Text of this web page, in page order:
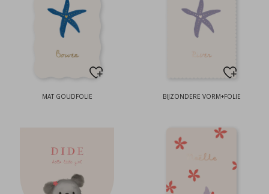
MAT GOUDFOLIE BIJZONDERE VORM+FOLIE